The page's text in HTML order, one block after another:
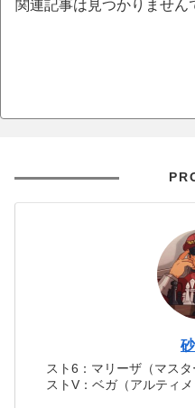
関連記事は見つかりません
スト6：マリーザ（マスタ
ストV：ベガ（アルティ